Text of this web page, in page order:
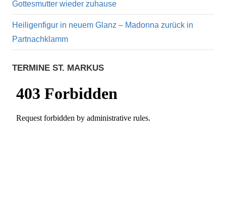
Gottesmutter wieder zuhause
Heiligenfigur in neuem Glanz – Madonna zurück in
Partnachklamm
TERMINE ST. MARKUS